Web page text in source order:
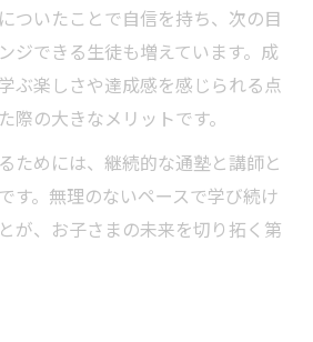
ついたことで自信を持ち、次の目
ジできる生徒も増えています。成
ぶ楽しさや達成感を感じられる点
際の大きなメリットです。
ためには、継続的な通塾と講師と
す。無理のないペースで学び続け
が、お子さまの未来を切り拓く第